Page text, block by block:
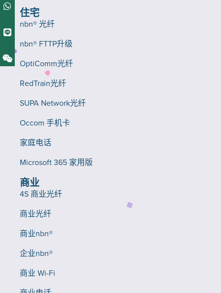
住宅
nbn® 光纤
nbn® FTTP升级
OptiComm光纤
RedTrain光纤
SUPA Network光纤
Occom 手机卡
家庭电话
Microsoft 365 家用版
商业
4S 商业光纤
商业光纤
商业nbn®
企业nbn®
商业 Wi-Fi